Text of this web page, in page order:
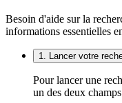
Besoin d'aide sur la
informations essentielles
1. Lancer votre
Pour lancer une
un des deux